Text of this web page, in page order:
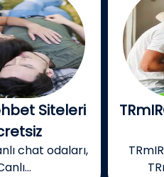
Siteleri
chat odaları,